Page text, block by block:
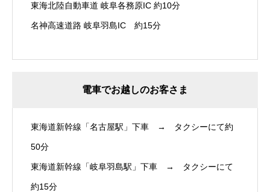
東海北陸自動車道 岐阜各務原IC 約10分
名神高速道路 岐阜羽島IC 約15分
電車でお越しのお客さま
東海道新幹線「名古屋駅」下車 → タクシーにて約
50分
東海道新幹線「岐阜羽島駅」下車 → タクシーにて
約15分